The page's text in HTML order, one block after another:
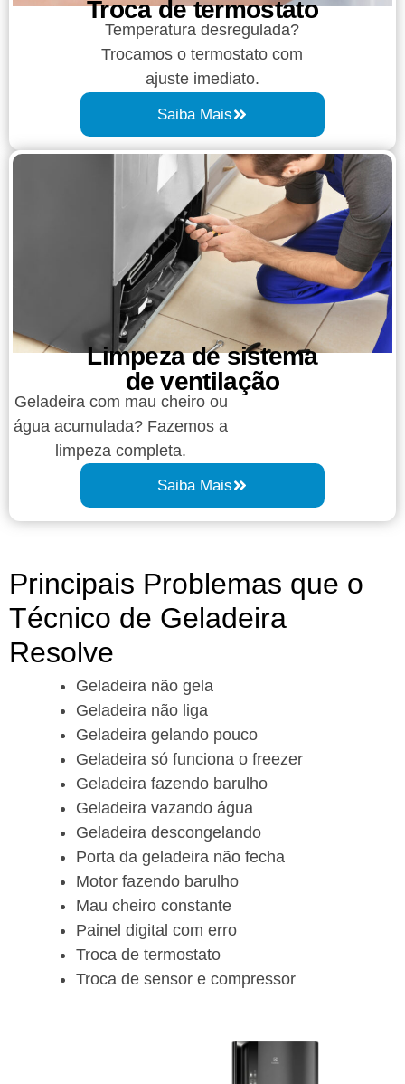
Troca de termostato
Temperatura desregulada?
Trocamos o termostato com
ajuste imediato.
Saiba Mais
Limpeza de sistema
de ventilação
Geladeira com mau cheiro ou
água acumulada? Fazemos a
limpeza completa.
Saiba Mais
Principais Problemas que o
Técnico de Geladeira
Resolve
Geladeira não gela
Geladeira não liga
Geladeira gelando pouco
Geladeira só funciona o freezer
Geladeira fazendo barulho
Geladeira vazando água
Geladeira descongelando
Porta da geladeira não fecha
Motor fazendo barulho
Mau cheiro constante
Painel digital com erro
Troca de termostato
Troca de sensor e compressor